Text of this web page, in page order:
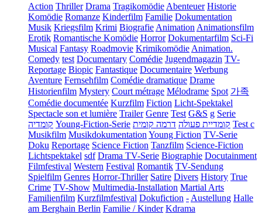
Action Thriller Drama Tragikomödie Abenteuer Historie
Komödie Romanze Kinderfilm Familie Dokumentation
Musik Kriegsfilm Krimi Biografie Animation Animationsfilm
Erotik Romantische Komödie Horror Dokumentarfilm Sci-Fi
Musical Fantasy Roadmovie Krimikomödie Animation.
Comedy test Documentary Comédie Jugendmagazin TV-
Reportage Biopic Fantastique Documentaire Werbung
Aventure Fernsehfilm Comédie dramatique Drame
Historienfilm Mystery Court métrage Mélodrame Spot 가족
Comédie documentée Kurzfilm Fiction Licht-Spektakel
Spectacle son et lumière Trailer Genre Test G&S g Serie
קומדיה Young-Fiction-Serie קומדיית פעולה דרמה קומית
Test c
Musikfilm Musikdokumentation Young Fiction TV-Serie
Doku Reportage Science Fiction Tanzfilm Science-Fiction
Lichtspektakel sdf Drama TV-Serie Biographie Docutainment
Filmfestival Western Festival Romantik TV-Sendung
Spielfilm Genres Horror-Thriller Satire Divers History True
Crime TV-Show Multimedia-Installation Martial Arts
Familienfilm Kurzfilmfestival Dokufiction - Austellung Halle
am Berghain Berlin Familie / Kinder Kdrama